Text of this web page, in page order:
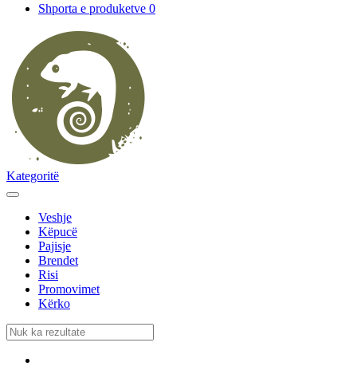
Shporta e produketve 0
Kategoritë
Veshje
Këpucë
Pajisje
Brendet
Risi
Promovimet
Kërko